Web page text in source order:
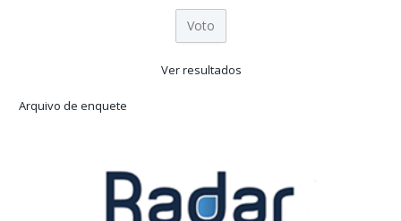
Ver resultados
Arquivo de enquete